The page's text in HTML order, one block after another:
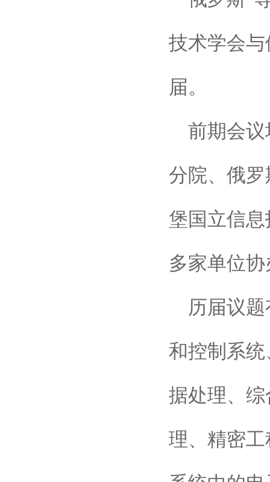
技术学会
届。
前期会
分院、俄
堡国立信
多家单位
历届议
和控制系统
据处理、
理、精密